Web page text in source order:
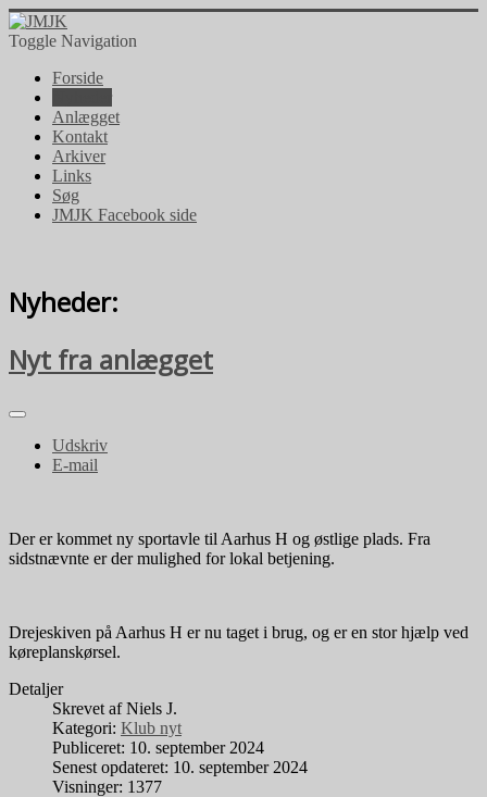
Toggle Navigation
Forside
Anlægget
Kontakt
Arkiver
Links
Søg
JMJK Facebook side
Nyheder:
Nyt fra anlægget
Udskriv
E-mail
Der er kommet ny sportavle til Aarhus H og østlige plads. Fra
sidstnævnte er der mulighed for lokal betjening.
Drejeskiven på Aarhus H er nu taget i brug, og er en stor hjælp ved
køreplanskørsel.
Detaljer
Skrevet afNiels J.
Kategori: Klub nyt
Publiceret: 10. september 2024
Senest opdateret: 10. september 2024
Visninger: 1377